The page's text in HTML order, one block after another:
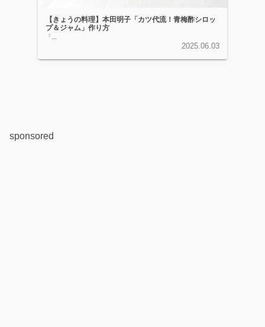
【きょうの料理】本田明子「カツ代流！青梅酢シロッ
プ＆ジャム」作り方
「...
2025.06.03
sponsored